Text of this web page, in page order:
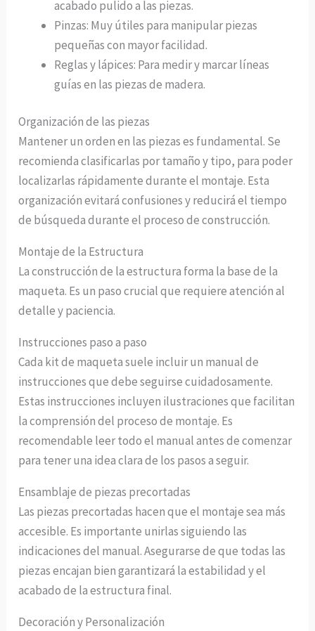
acabado pulido a las piezas.
Pinzas: Muy útiles para manipular piezas
pequeñas con mayor facilidad.
Reglas y lápices: Para medir y marcar líneas
guías en las piezas de madera.
Organización de las piezas
Mantener un orden en las piezas es fundamental. Se
recomienda clasificarlas por tamaño y tipo, para poder
localizarlas rápidamente durante el montaje. Esta
organización evitará confusiones y reducirá el tiempo
de búsqueda durante el proceso de construcción.
Montaje de la Estructura
La construcción de la estructura forma la base de la
maqueta. Es un paso crucial que requiere atención al
detalle y paciencia.
Instrucciones paso a paso
Cada kit de maqueta suele incluir un manual de
instrucciones que debe seguirse cuidadosamente.
Estas instrucciones incluyen ilustraciones que facilitan
la comprensión del proceso de montaje. Es
recomendable leer todo el manual antes de comenzar
para tener una idea clara de los pasos a seguir.
Ensamblaje de piezas precortadas
Las piezas precortadas hacen que el montaje sea más
accesible. Es importante unirlas siguiendo las
indicaciones del manual. Asegurarse de que todas las
piezas encajan bien garantizará la estabilidad y el
acabado de la estructura final.
Decoración y Personalización